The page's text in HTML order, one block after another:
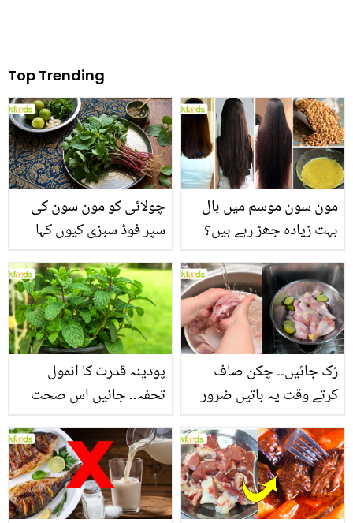
Top Trending
چولائی کو مون سون کی
سپر فوڈ سبزی کیوں کہا
منرلز اور اینٹی آکسیڈنٹس
سے بھرپور اس سبزی کے
فائدے
مون سون موسم میں بال
بہت زیادہ جھڑ رہے ہیں؟
بنانے کے چند قدرتی طریقے
پودینہ قدرت کا انمول
تحفہ۔۔ جانیں اس صحت
انگیز طبی فوائد
رُک جائیں۔۔ چکن صاف
کرتے وقت یہ باتیں ضرور